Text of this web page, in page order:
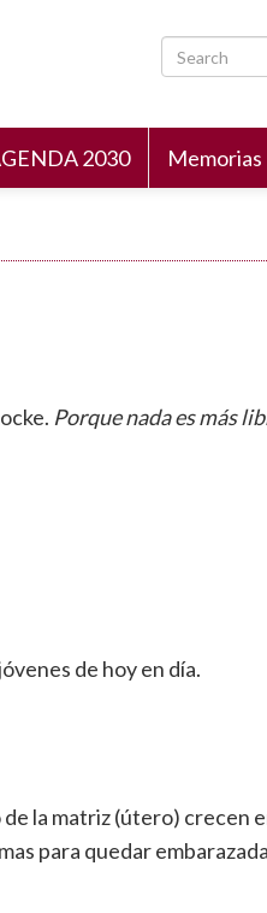
2030 Memorias
Porque nada es más
de hoy en día.
la matriz (útero) crecen
para quedar